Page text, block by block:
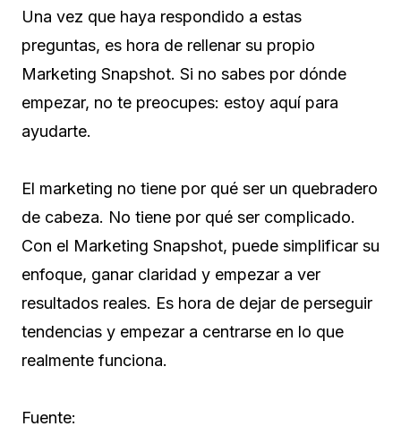
Una vez que haya respondido a estas
preguntas, es hora de rellenar su propio
Marketing Snapshot. Si no sabes por dónde
empezar, no te preocupes: estoy aquí para
ayudarte.
El marketing no tiene por qué ser un quebradero
de cabeza. No tiene por qué ser complicado.
Con el Marketing Snapshot, puede simplificar su
enfoque, ganar claridad y empezar a ver
resultados reales. Es hora de dejar de perseguir
tendencias y empezar a centrarse en lo que
realmente funciona.
Fuente: